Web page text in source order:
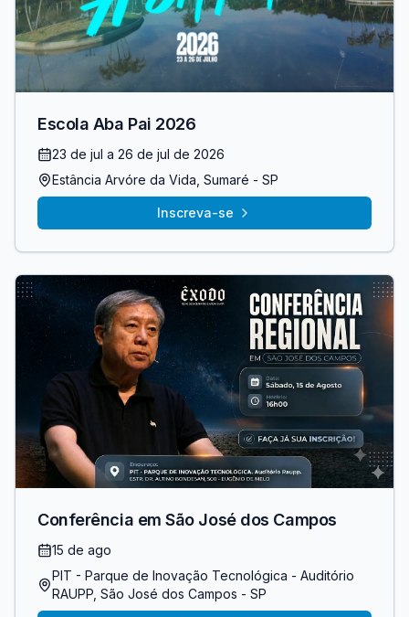
Escola Aba Pai 2026
23 de jul a 26 de jul de 2026
Estância Arvóre da Vida , Sumaré - SP
Inscreva-se
Conferência em São José dos Campos
15 de ago
PIT - Parque de Inovação Tecnológica - Auditório
RAUPP , São José dos Campos - SP